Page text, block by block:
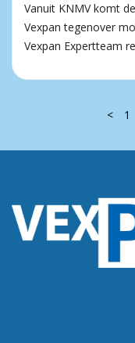
Vanuit KNMV komt
Vexpan tegenover
Vexpan Expertteam
< 1